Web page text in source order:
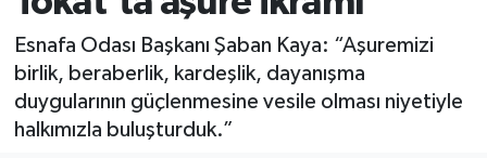
Esnafa Odası Başkanı Şaban Kaya: “Aşuremizi
birlik, beraberlik, kardeşlik, dayanışma
duygularının güçlenmesine vesile olması niyetiyle
halkımızla buluşturduk.”
Ekonomi
Sağlık